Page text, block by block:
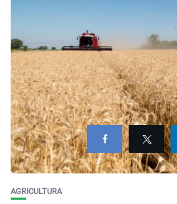
AGRICULTURA